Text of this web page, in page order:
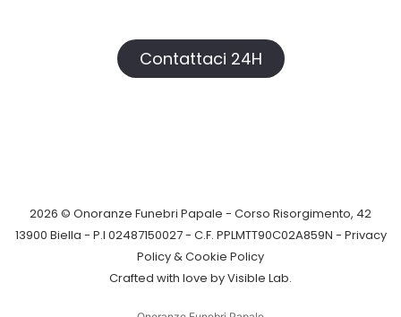
Contattaci 24H
2026 © Onoranze Funebri Papale - Corso Risorgimento, 42
13900 Biella - P.I 02487150027 - C.F. PPLMTT90C02A859N - Privacy
Policy &Cookie Policy
Crafted with love byVisible Lab.